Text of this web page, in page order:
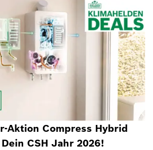
Aktion Compress Hybrid
CSH Jahr 2026!